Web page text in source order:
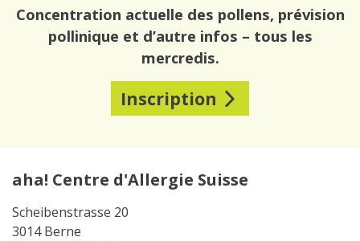
Concentration actuelle des pollens, prévision
pollinique et d’autre infos – tous les
mercredis.
Inscription
aha! Centre d'Allergie Suisse
Scheibenstrasse 20
3014 Berne